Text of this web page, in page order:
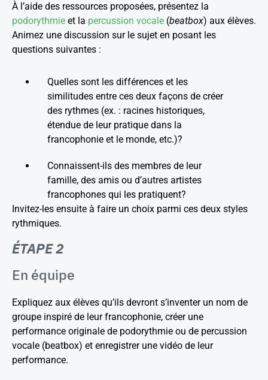
À l’aide des ressources proposées, présentez la
podorythmie et la percussion vocale (beatbox) aux élèves.
Animez une discussion sur le sujet en posant les
questions suivantes :
Quelles sont les différences et les
similitudes entre ces deux façons de créer
des rythmes (ex. : racines historiques,
étendue de leur pratique dans la
francophonie et le monde, etc.)?
Connaissent-ils des membres de leur
famille, des amis ou d’autres artistes
francophones qui les pratiquent?
Invitez-les ensuite à faire un choix parmi ces deux styles
rythmiques.
ÉTAPE 2
En équipe
Expliquez aux élèves qu’ils devront s’inventer un nom de
groupe inspiré de leur francophonie, créer une
performance originale de podorythmie ou de percussion
vocale (beatbox) et enregistrer une vidéo de leur
performance.